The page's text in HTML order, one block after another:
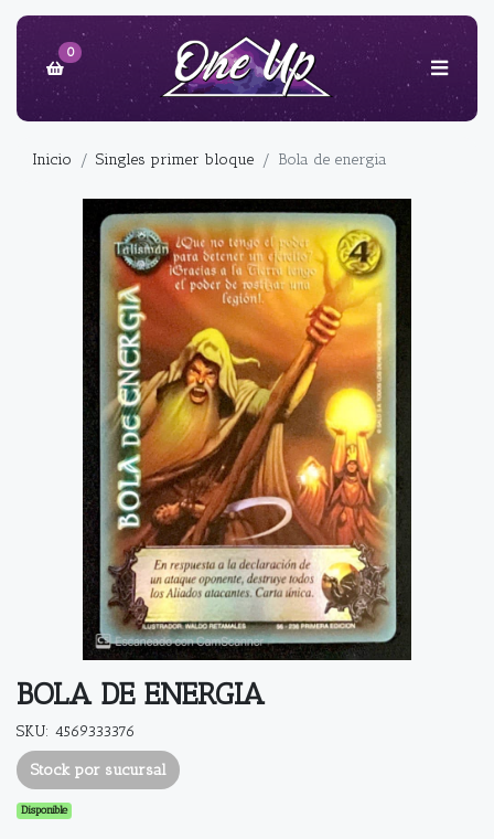
0
Inicio Singles primer bloque Bola de energia
BOLA DE ENERGIA
SKU: 4569333376
Stock por sucursal
Disponible